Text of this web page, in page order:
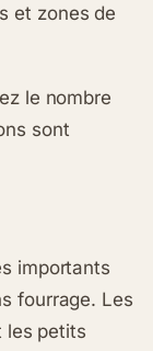
et zones de
le nombre
sont
importants
fourrage. Les
les petits